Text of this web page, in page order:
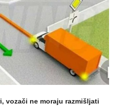
vozači ne moraju razmišljati